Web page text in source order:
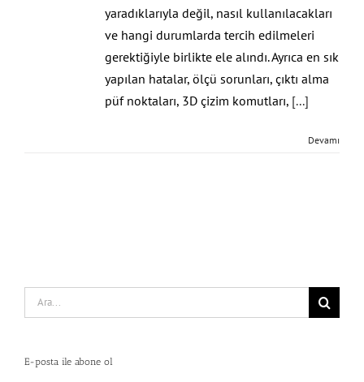
yaradıklarıyla değil, nasıl kullanılacakları
ve hangi durumlarda tercih edilmeleri
gerektiğiyle birlikte ele alındı. Ayrıca en sık
yapılan hatalar, ölçü sorunları, çıktı alma
püf noktaları, 3D çizim komutları, [...]
Devamı
Search
for:
E-posta ile abone ol